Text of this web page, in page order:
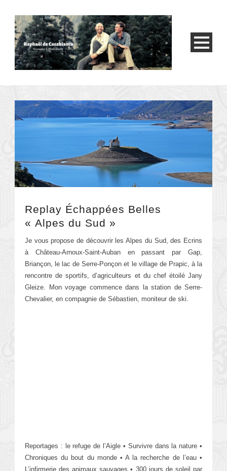
Replay Échappées Belles
« Alpes du Sud »
Je vous propose de découvrir les Alpes du Sud, des Ecrins
à Château-Arnoux-Saint-Auban en passant par Gap,
Briançon, le lac de Serre-Ponçon et le village de Prapic, à la
rencontre de sportifs, d’agriculteurs et du chef étoilé Jany
Gleize. Mon voyage commence dans la station de Serre-
Chevalier, en compagnie de Sébastien, moniteur de ski.
Reportages : le refuge de l’Aigle • Survivre dans la nature •
Chroniques du bout du monde • A la recherche de l’eau •
L’infirmerie des animaux sauvages • 300 jours de soleil par